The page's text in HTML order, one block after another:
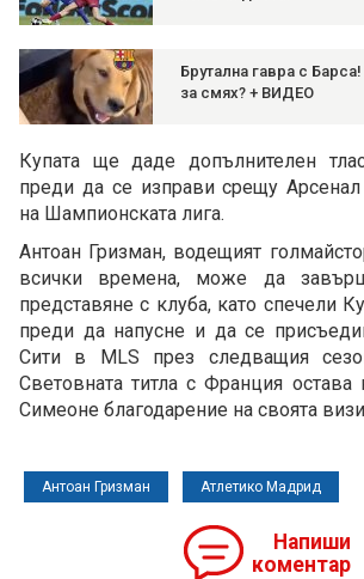
Брутална гавра с
за смях? + ВИДЕО
Купата ще даде допълнителен
преди да се изправи срещу
на Шампионската лига.
Антоан Гризман, водещият
всички времена, може да
представяне с клуба, като спечели
преди да напусне и да се
Сити в MLS през следващия
Световната титла с Франция
Симеоне благодарение на своята
Антоан Гризман Атлетико Мадрид
Напиши
коментар